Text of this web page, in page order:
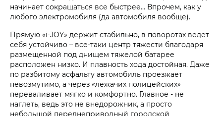
начинает сокращаться все быстрее… Впрочем, как у
любого электромобиля (да автомобиля вообще).
Прямую «i‑JOY» держит стабильно, в поворотах ведет
себя устойчиво – все-таки центр тяжести благодаря
размещенной под днищем тяжелой батарее
расположен низко. И плавность хода достойная. Даже
по разбитому асфальту автомобиль проезжает
невозмутимо, а через «лежачих полицейских»
переваливает мягко и комфортно. Главное - не
наглеть, ведь это не внедорожник, а просто
небольшой переднеприводный городской